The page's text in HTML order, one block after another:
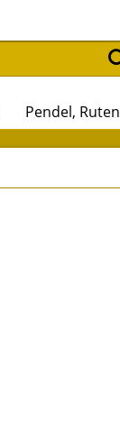
Pendel,